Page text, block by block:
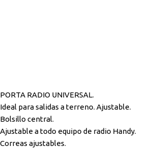
PORTA RADIO UNIVERSAL.
Ideal para salidas a terreno. Ajustable.
Bolsillo central.
Ajustable a todo equipo de radio Handy.
Correas ajustables.